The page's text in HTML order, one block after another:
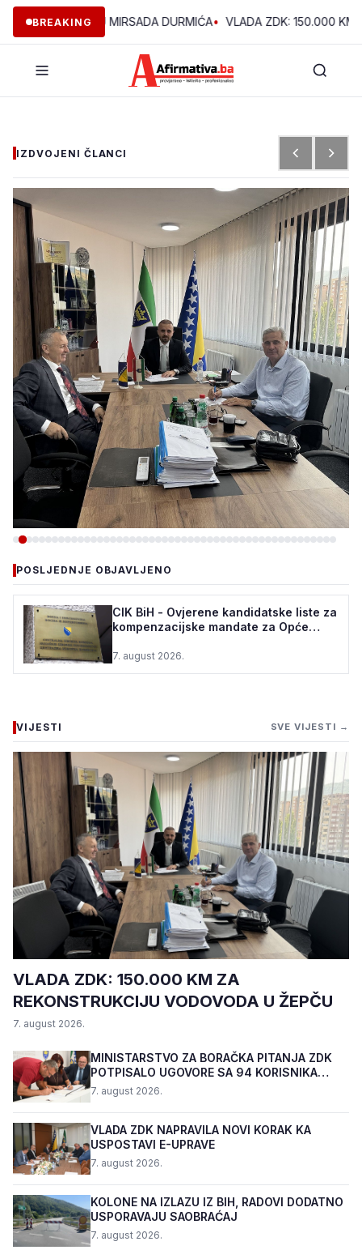
BREAKINGMIRSADA DURMIĆA• VLADA ZDK: 150.000 KM ZA
IZDVOJENI ČLANCI
VLADA ZDK: 150.000 KM ZA
REKONSTRUKCIJU VODOVODA
U ŽEPČU
7. august 2026.•116 pregleda
POSLJEDNJE OBJAVLJENO
CIK BiH - Ovjerene kandidatske liste za
kompenzacijske mandate za Opće
7. august 2026.
VIJESTI SVE VIJESTI →
VLADA ZDK: 150.000 KM ZA
REKONSTRUKCIJU VODOVODA U ŽEPČU
7. august 2026.
MINISTARSTVO ZA BORAČKA PITANJA ZDK
POTPISALO UGOVORE SA 94 KORISNIKA
PROGRAMA "BIZNIS PL...
7. august 2026.
VLADA ZDK NAPRAVILA NOVI KORAK KA
USPOSTAVI E-UPRAVE
7. august 2026.
KOLONE NA IZLAZU IZ BIH, RADOVI DODATNO
USPORAVAJU SAOBRAĆAJ
7. august 2026.